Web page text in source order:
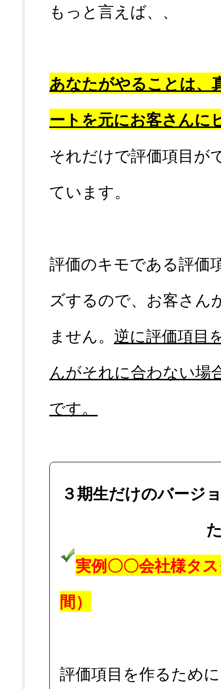
もっと言えば、、
あなたがやることは、
ートを元にお客さんに
それだけで評価項目が
ています。
評価のキモである評価
ズするので、お客さん
ません。 逆に評価項目
んがそれに合わない場
です。
３期生だけのバージ
実例〇〇会社様タ
間）
評価項目を作るため